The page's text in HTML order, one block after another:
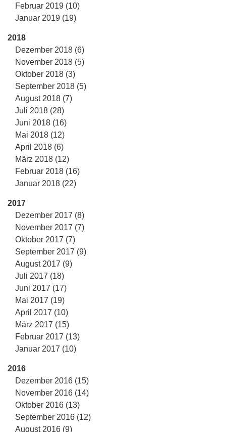
Februar 2019 (10)
Januar 2019 (19)
2018
Dezember 2018 (6)
November 2018 (5)
Oktober 2018 (3)
September 2018 (5)
August 2018 (7)
Juli 2018 (28)
Juni 2018 (16)
Mai 2018 (12)
April 2018 (6)
März 2018 (12)
Februar 2018 (16)
Januar 2018 (22)
2017
Dezember 2017 (8)
November 2017 (7)
Oktober 2017 (7)
September 2017 (9)
August 2017 (9)
Juli 2017 (18)
Juni 2017 (17)
Mai 2017 (19)
April 2017 (10)
März 2017 (15)
Februar 2017 (13)
Januar 2017 (10)
2016
Dezember 2016 (15)
November 2016 (14)
Oktober 2016 (13)
September 2016 (12)
August 2016 (9)